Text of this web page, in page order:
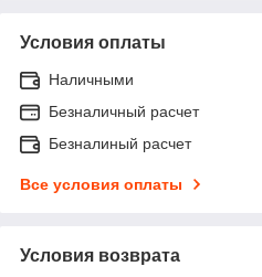
Условия оплаты
Наличными
Безналичный расчет
Безналиный расчет
Все условия оплаты
Условия возврата